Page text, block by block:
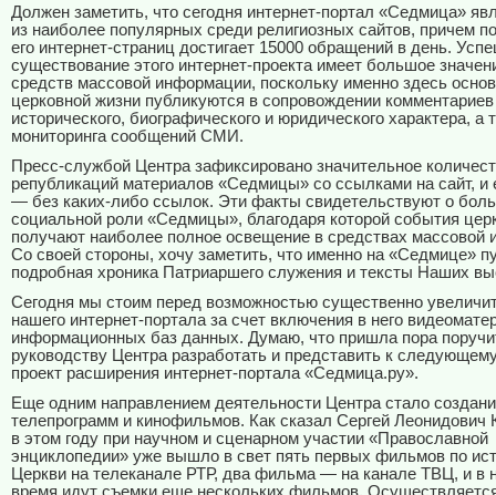
Должен заметить, что сегодня интернет-портал «Седмица»
из наиболее популярных среди религиозных сайтов, причем
его интернет-страниц достигает 15000 обращений в день.
существование этого интернет-проекта имеет большое
средств массовой информации, поскольку именно здесь
церковной жизни публикуются в сопровождении комментариев
исторического, биографического и юридического характера, а
мониторинга сообщений СМИ.
Пресс-службой Центра зафиксировано значительное
републикаций материалов «Седмицы» со ссылками на сайт,
— без каких-либо ссылок. Эти факты свидетельствуют о
социальной роли «Седмицы», благодаря которой события
получают наиболее полное освещение в средствах массовой
Со своей стороны, хочу заметить, что именно на «Седмице»
подробная хроника Патриаршего служения и тексты Наших
Сегодня мы стоим перед возможностью существенно
нашего интернет-портала за счет включения в него
информационных баз данных. Думаю, что пришла пора
руководству Центра разработать и представить к
проект расширения интернет-портала «Седмица.ру».
Еще одним направлением деятельности Центра стало
телепрограмм и кинофильмов. Как сказал Сергей Леонидович
в этом году при научном и сценарном участии «Православной
энциклопедии» уже вышло в свет пять первых фильмов по
Церкви на телеканале РТР, два фильма — на канале ТВЦ, и в